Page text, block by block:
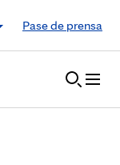
Pase de prensa